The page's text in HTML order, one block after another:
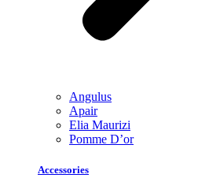
Angulus
Apair
Elia Maurizi
Pomme D’or
Accessories